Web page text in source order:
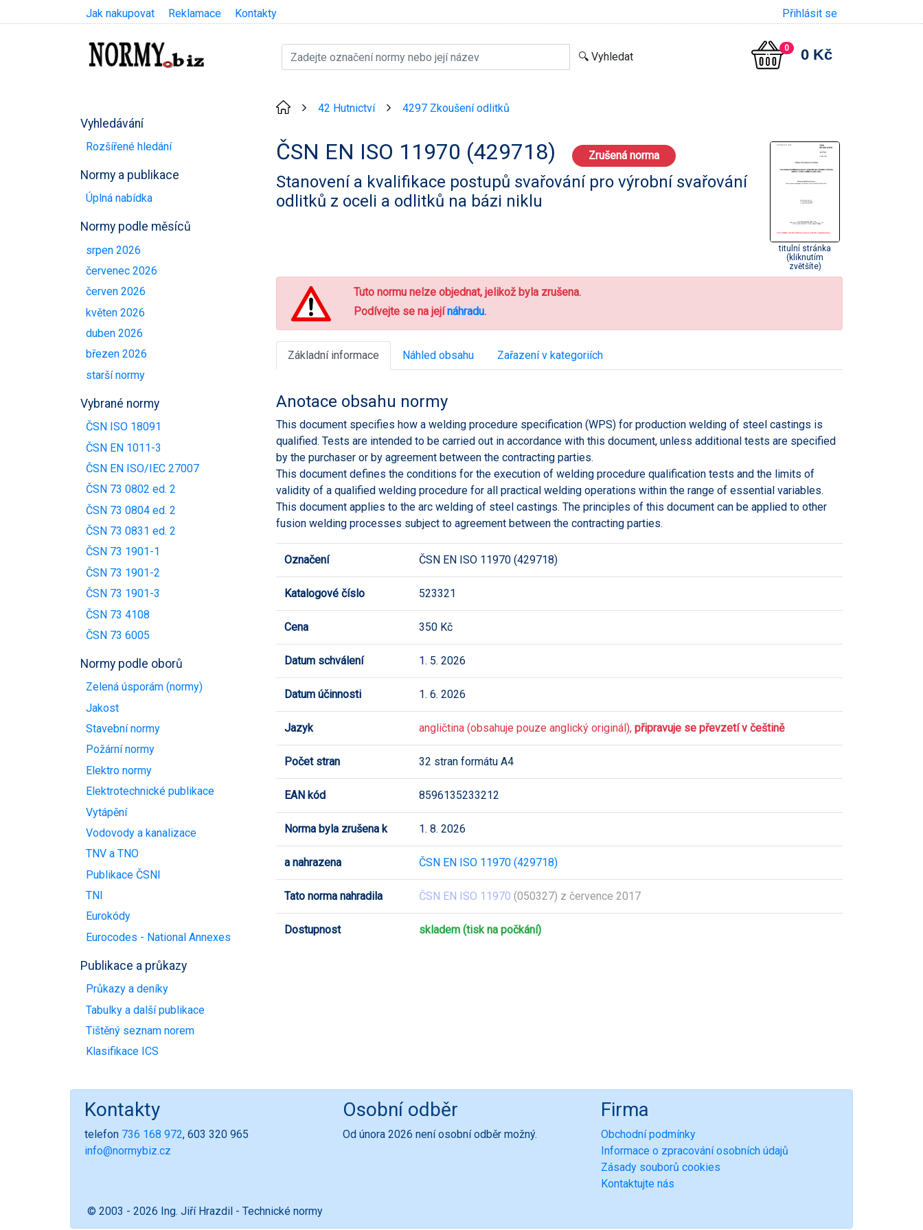
Jak nakupovat Reklamace Kontakty Přihlásit se
0 0 Kč
Vyhledávání
Rozšířené hledání
Normy a publikace
Úplná nabídka
Normy podle měsíců
srpen 2026
červenec 2026
červen 2026
květen 2026
duben 2026
březen 2026
starší normy
Vybrané normy
ČSN ISO 18091
ČSN EN 1011-3
ČSN EN ISO/IEC 27007
ČSN 73 0802 ed. 2
ČSN 73 0804 ed. 2
ČSN 73 0831 ed. 2
ČSN 73 1901-1
ČSN 73 1901-2
ČSN 73 1901-3
ČSN 73 4108
ČSN 73 6005
Normy podle oborů
Zelená úsporám (normy)
Jakost
Stavební normy
Požární normy
Elektro normy
Elektrotechnické publikace
Vytápění
Vodovody a kanalizace
TNV a TNO
Publikace ČSNI
TNI
Eurokódy
Eurocodes - National Annexes
Publikace a průkazy
Průkazy a deníky
Tabulky a další publikace
Tištěný seznam norem
Klasifikace ICS
42 Hutnictví 4297 Zkoušení odlitků
ČSN EN ISO 11970 (429718) Zrušená norma
Stanovení a kvalifikace postupů svařování pro výrobní svařování
odlitků z oceli a odlitků na bázi niklu
titulní stránka
(kliknutím
zvětšíte)
Tuto normu nelze objednat, jelikož byla zrušena.
Podívejte se na jejínáhradu.
Základní informace Náhled obsahu Zařazení v kategoriích
Anotace obsahu normy
This document specifies how a welding procedure specification (WPS) for production welding of steel castings is
qualified. Tests are intended to be carried out in accordance with this document, unless additional tests are specified
by the purchaser or by agreement between the contracting parties.
This document defines the conditions for the execution of welding procedure qualification tests and the limits of
validity of a qualified welding procedure for all practical welding operations within the range of essential variables.
This document applies to the arc welding of steel castings. The principles of this document can be applied to other
fusion welding processes subject to agreement between the contracting parties.
Označení ČSN EN ISO 11970 (429718)
Katalogové číslo 523321
Cena 350 Kč
Datum schválení 1. 5. 2026
Datum účinnosti 1. 6. 2026
Jazyk angličtina (obsahuje pouze anglický originál), připravuje se převzetí v češtině
Počet stran 32 stran formátu A4
EAN kód 8596135233212
Norma byla zrušena k 1. 8. 2026
a nahrazena ČSN EN ISO 11970 (429718)
Tato norma nahradila ČSN EN ISO 11970 (050327) z července 2017
Dostupnost skladem (tisk na počkání)
Kontakty
telefon 736 168 972, 603 320 965
info@normybiz.cz
Osobní odběr
Od února 2026 není osobní odběr možný.
Firma
Obchodní podmínky
Informace o zpracování osobních údajů
Zásady souborů cookies
Kontaktujte nás
© 2003 - 2026 Ing. Jiří Hrazdil - Technické normy